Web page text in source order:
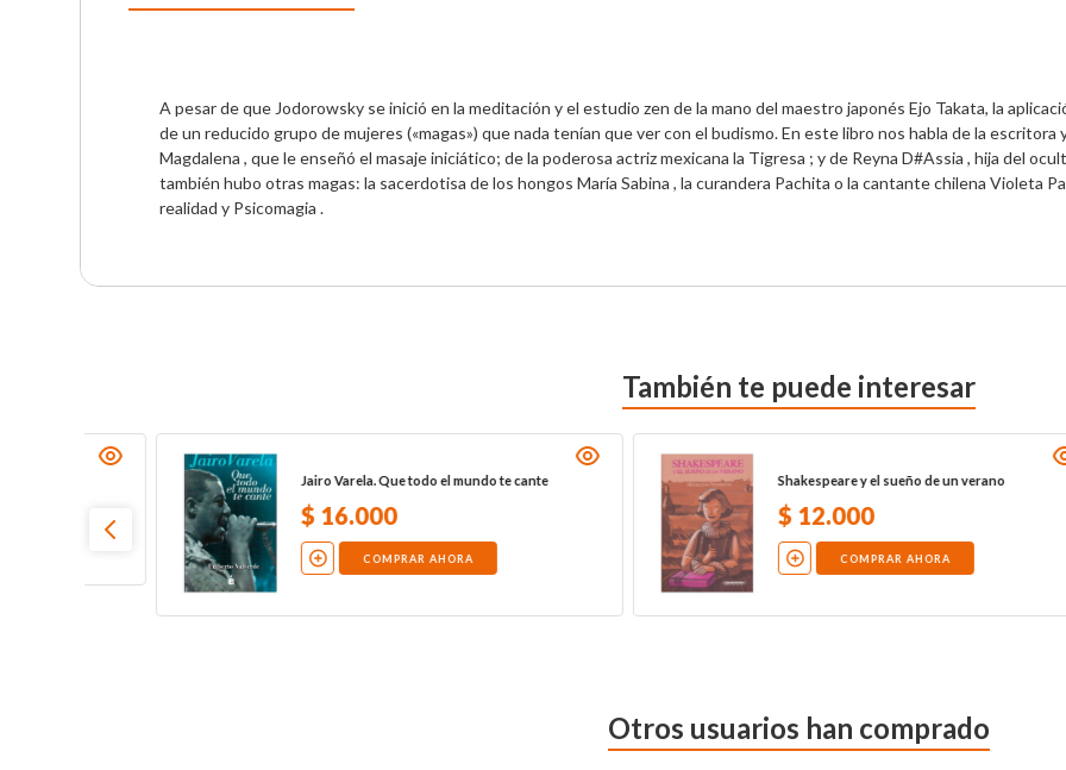
A pesar de que Jodorowsky se inició en la meditación y el estudio zen de la mano del maestro japonés Ejo Takata, la
de un reducido grupo de mujeres («magas») que nada tenían que ver con el budismo. En este libro nos habla de la
Magdalena , que le enseñó el masaje iniciático; de la poderosa actriz mexicana la Tigresa ; y de Reyna D#Assia , hija del
también hubo otras magas: la sacerdotisa de los hongos María Sabina , la curandera Pachita o la cantante chilena Violeta
realidad y Psicomagia .
También te puede interesar
Jairo Varela. Que todo el mundo te cante
$16 000
COMPRAR AHORA
Shakespeare y el sueño de un verano
$12 000
COMPRAR AHORA
Otros usuarios han comprado